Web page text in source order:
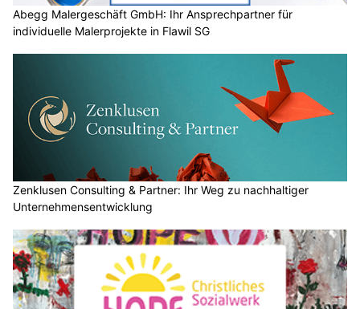
Abegg Malergeschäft GmbH: Ihr Ansprechpartner für
individuelle Malerprojekte in Flawil SG
Zenklusen Consulting & Partner: Ihr Weg zu nachhaltiger
Unternehmensentwicklung